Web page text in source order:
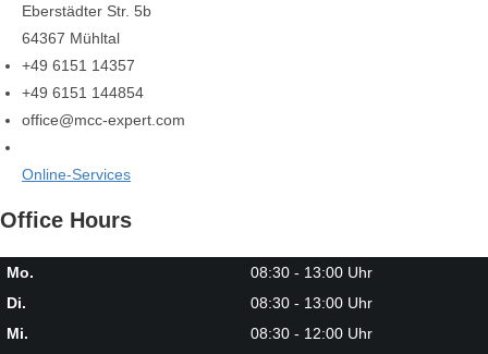
Eberstädter Str. 5b
64367 Mühltal
+49 6151 14357
+49 6151 144854
office@mcc-expert.com
Online-Services
Office Hours
Mo.
08:30 - 13:00 Uhr
Di.
08:30 - 13:00 Uhr
Mi.
08:30 - 12:00 Uhr